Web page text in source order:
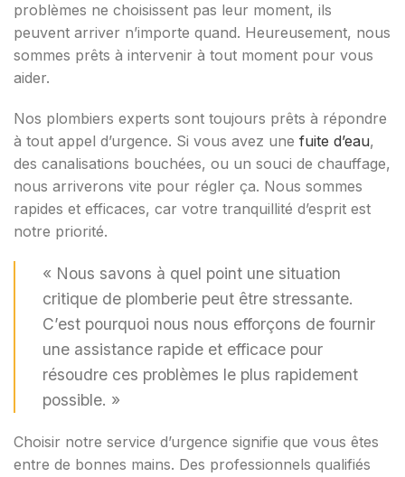
problèmes ne choisissent pas leur moment, ils
peuvent arriver n’importe quand. Heureusement, nous
sommes prêts à intervenir à tout moment pour vous
aider.
Nos plombiers experts sont toujours prêts à répondre
à tout appel d’urgence. Si vous avez une fuite d’eau,
des canalisations bouchées, ou un souci de chauffage,
nous arriverons vite pour régler ça. Nous sommes
rapides et efficaces, car votre tranquillité d’esprit est
notre priorité.
« Nous savons à quel point une situation
critique de plomberie peut être stressante.
C’est pourquoi nous nous efforçons de fournir
une assistance rapide et efficace pour
résoudre ces problèmes le plus rapidement
possible. »
Choisir notre service d’urgence signifie que vous êtes
entre de bonnes mains. Des professionnels qualifiés